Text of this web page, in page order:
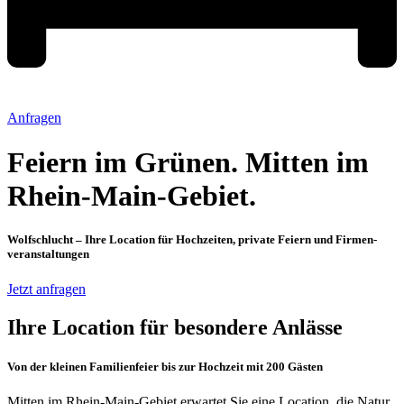
Anfragen
Feiern im Grünen. Mitten im
Rhein-Main-Gebiet.
Wolfschlucht – Ihre Location für Hochzeiten, private Feiern und Firmen­
veranstaltungen
Jetzt anfragen
Ihre Location für besondere Anlässe
Von der kleinen Familienfeier bis zur Hochzeit mit 200 Gästen